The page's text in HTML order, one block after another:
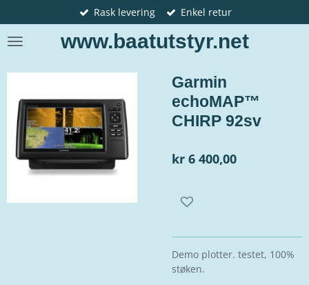
til
hovedinnholdwww.baatutstyr.net
Rask levering Enkel retur
Garmin
echoMAP™
CHIRP 92sv
kr 6 400,00
Demo plotter. testet, 100%
støken.